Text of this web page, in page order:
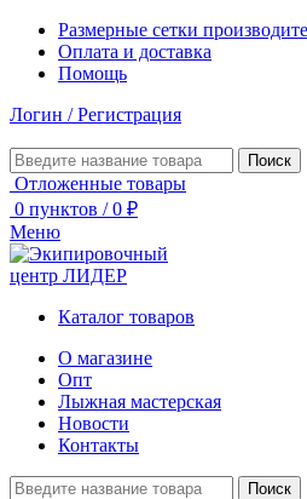
Размерные сетки
Оплата и доставка
Помощь
Логин / Регистрация
Поиск
Отложенные товары
0 пунктов / 0 ₽
Меню
Каталог товаров
О магазине
Опт
Лыжная мастерская
Новости
Контакты
Поиск